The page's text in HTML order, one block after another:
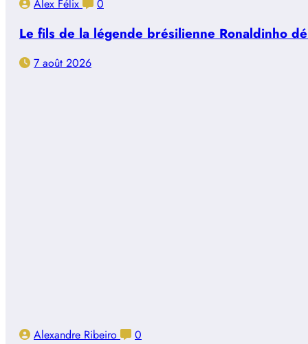
Alex Félix 0
Le fils de la légende brésilienne Ronaldinho
7 août 2026
Alexandre Ribeiro 0